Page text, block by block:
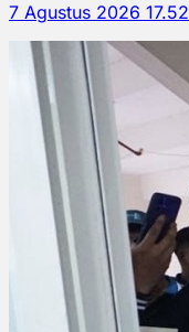
7 Agustus 2026 17.52